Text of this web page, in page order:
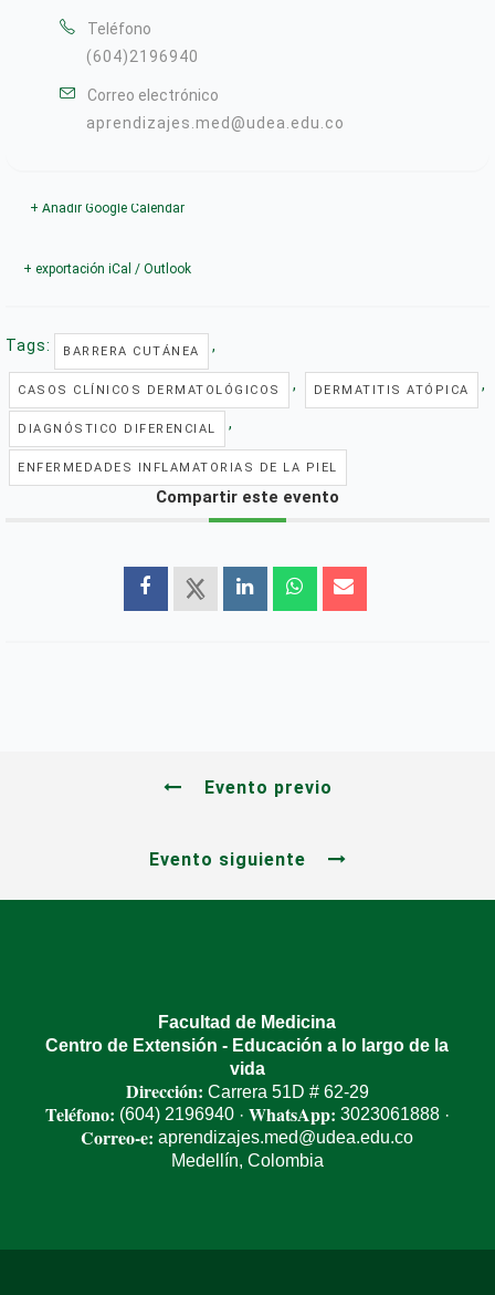
Teléfono
(604)2196940
Correo electrónico
aprendizajes.med@udea.edu.co
+ Añadir Google Calendar
+ exportación iCal / Outlook
Tags: BARRERA CUTÁNEA ,
CASOS CLÍNICOS DERMATOLÓGICOS , DERMATITIS ATÓPICA ,
DIAGNÓSTICO DIFERENCIAL ,
ENFERMEDADES INFLAMATORIAS DE LA PIEL
Compartir este evento
Evento previo
Evento siguiente
Facultad de Medicina
Centro de Extensión - Educación a lo largo de la
vida
Dirección: Carrera 51D # 62-29
Teléfono: (604) 2196940· WhatsApp: 3023061888·
Correo-e: aprendizajes.med@udea.edu.co
Medellín, Colombia